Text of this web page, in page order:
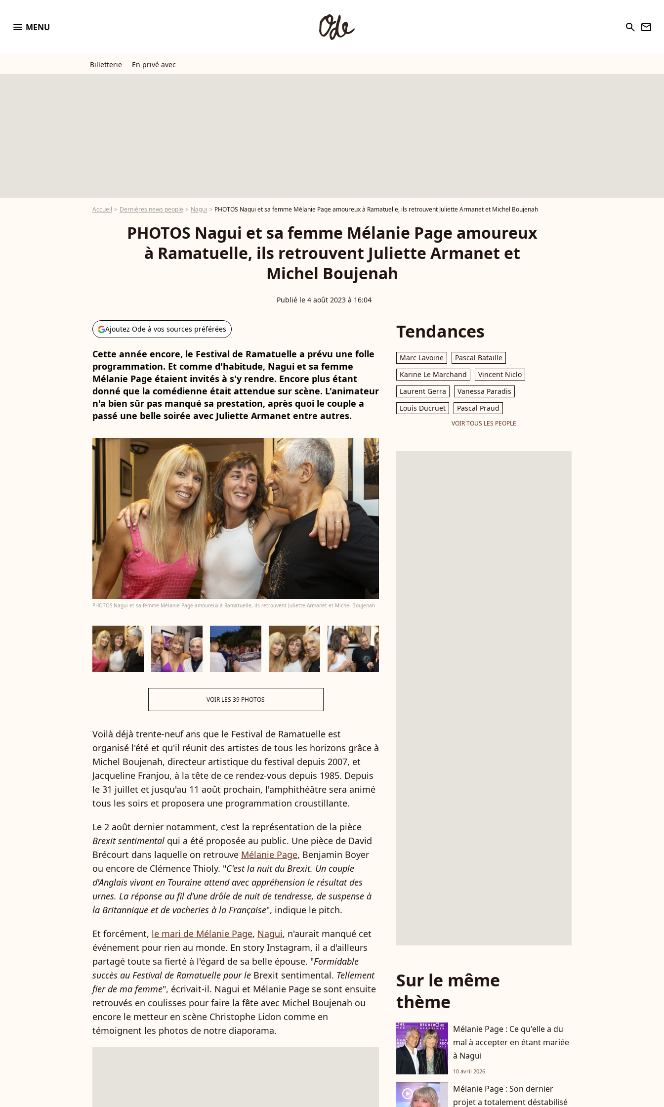
menu MENU search newsletter
Billetterie En privé avec
Accueil Dernières news people Nagui PHOTOS Nagui et sa femme Mélanie Page amoureux à Ramatuelle, ils retrouvent Juliette Armanet et Michel Boujenah
PHOTOS Nagui et sa femme Mélanie Page amoureux
à Ramatuelle, ils retrouvent Juliette Armanet et
Michel Boujenah
Publié le 4 août 2023 à 16:04
Ajoutez Ode à vos sources préférées
Cette année encore, le Festival de Ramatuelle a prévu une folle
programmation. Et comme d'habitude, Nagui et sa femme
Mélanie Page étaient invités à s'y rendre. Encore plus étant
donné que la comédienne était attendue sur scène. L'animateur
n'a bien sûr pas manqué sa prestation, après quoi le couple a
passé une belle soirée avec Juliette Armanet entre autres.
PHOTOS Nagui et sa femme Mélanie Page amoureux à Ramatuelle, ils retrouvent Juliette Armanet et Michel Boujenah
VOIR LES 39 PHOTOS
Voilà déjà trente-neuf ans que le Festival de Ramatuelle est
organisé l'été et qu'il réunit des artistes de tous les horizons grâce à
Michel Boujenah, directeur artistique du festival depuis 2007, et
Jacqueline Franjou, à la tête de ce rendez-vous depuis 1985. Depuis
le 31 juillet et jusqu'au 11 août prochain, l'amphithéâtre sera animé
tous les soirs et proposera une programmation croustillante.
Le 2 août dernier notamment, c'est la représentation de la pièce
Brexit sentimental qui a été proposée au public. Une pièce de David
Brécourt dans laquelle on retrouve Mélanie Page, Benjamin Boyer
ou encore de Clémence Thioly. "C'est la nuit du Brexit. Un couple
d'Anglais vivant en Touraine attend avec appréhension le résultat des
urnes. La réponse au fil d'une drôle de nuit de tendresse, de suspense à
la Britannique et de vacheries à la Française", indique le pitch.
Et forcément, le mari de Mélanie Page, Nagui, n'aurait manqué cet
événement pour rien au monde. En story Instagram, il a d'ailleurs
partagé toute sa fierté à l'égard de sa belle épouse. "Formidable
succès au Festival de Ramatuelle pour le Brexit sentimental. Tellement
fier de ma femme", écrivait-il. Nagui et Mélanie Page se sont ensuite
retrouvés en coulisses pour faire la fête avec Michel Boujenah ou
encore le metteur en scène Christophe Lidon comme en
témoignent les photos de notre diaporama.
Tendances
Marc Lavoine
Pascal Bataille
Karine Le Marchand
Vincent Niclo
Laurent Gerra
Vanessa Paradis
Louis Ducruet
Pascal Praud
VOIR TOUS LES PEOPLE
Sur le même
thème
Mélanie Page : Ce qu'elle a du
mal à accepter en étant mariée
à Nagui
10 avril 2026
player2
Mélanie Page : Son dernier
projet a totalement déstabilisé